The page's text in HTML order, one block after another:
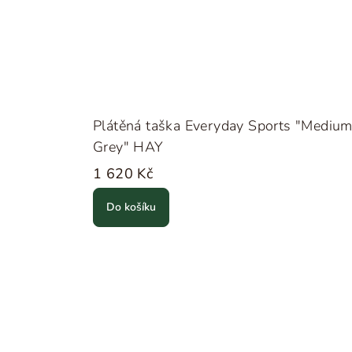
Plátěná taška Everyday Sports "Medium
Grey" HAY
1 620 Kč
Do košíku